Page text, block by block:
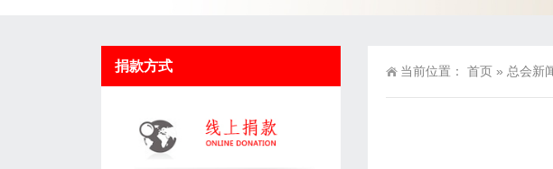
当前位置： 首页 » 总会新
捐款方式